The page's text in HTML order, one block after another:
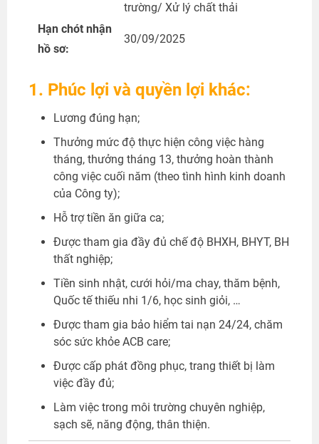
trường/ Xử lý chất thải
Hạn chót nhận
hồ sơ:
30/09/2025
1. Phúc lợi và quyền lợi khác:
Lương đúng hạn;
Thưởng mức độ thực hiện công việc hàng
tháng, thưởng tháng 13, thưởng hoàn thành
công việc cuối năm (theo tình hình kinh doanh
của Công ty);
Hỗ trợ tiền ăn giữa ca;
Được tham gia đầy đủ chế độ BHXH, BHYT, BH
thất nghiệp;
Tiền sinh nhật, cưới hỏi/ma chay, thăm bệnh,
Quốc tế thiếu nhi 1/6, học sinh giỏi, …
Được tham gia bảo hiểm tai nạn 24/24, chăm
sóc sức khỏe ACB care;
Được cấp phát đồng phục, trang thiết bị làm
việc đầy đủ;
Làm việc trong môi trường chuyên nghiệp,
sạch sẽ, năng động, thân thiện.